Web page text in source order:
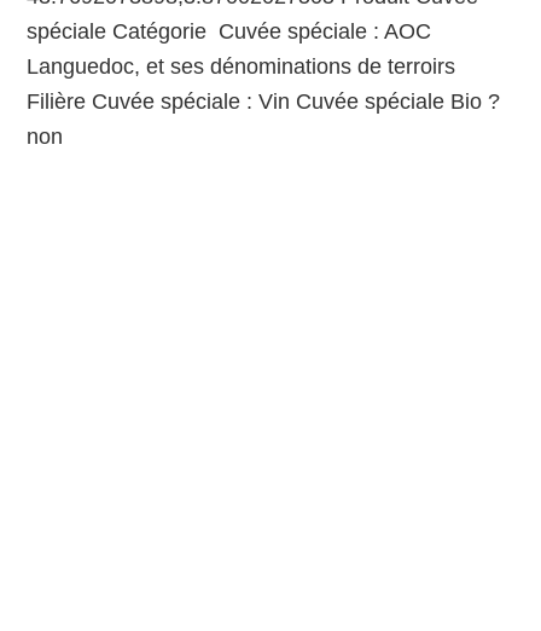
spéciale Catégorie Cuvée spéciale : AOC
Languedoc, et ses dénominations de terroirs
Filière Cuvée spéciale : Vin Cuvée spéciale Bio ?
non